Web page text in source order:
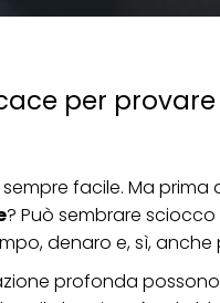
per
facile. Ma
? Può sembrare
denaro e, sì, anche
profonda